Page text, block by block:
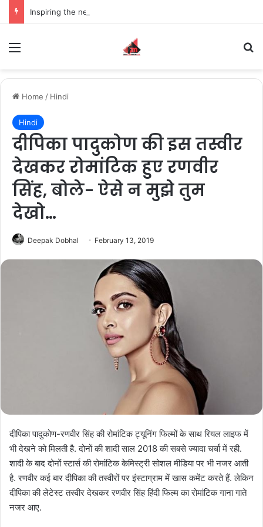
Home / Hindi
Hindi
दीप‍िका पादुकोण की इस तस्वीर
देखकर रोमांट‍िक हुए रणवीर
सिंह, बोले- ऐसे न मुझे तुम
देखो…
Deepak Dobhal February 13, 2019
दीप‍िका पादुकोण-रणवीर स‍िंह की रोमांट‍िक ट्यून‍िंग फिल्मों के साथ र‍ियल लाइफ में
भी देखने को मिलती है. दोनों की शादी साल 2018 की सबसे ज्यादा चर्चा में रही.
शादी के बाद दोनों स्टार्स की रोमांट‍िक केमिस्ट्री सोशल मीड‍िया पर भी नजर आती
है. रणवीर कई बार दीप‍िका की तस्वीरों पर इंस्टाग्राम में खास कमेंट करते हैं. लेकिन
दीपिका की लेटेस्ट तस्वीर देखकर रणवीर सिंह ह‍िंदी फिल्म का रोमांट‍िक गाना गाते
नजर आए.